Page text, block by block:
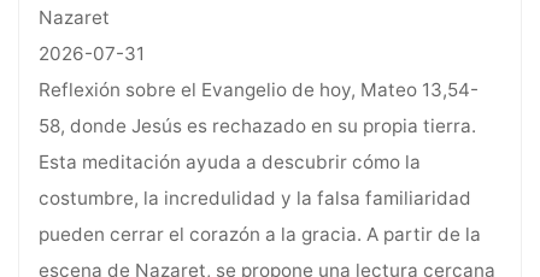
Nazaret
2026-07-31
Reflexión sobre el Evangelio de hoy, Mateo 13,54-
58, donde Jesús es rechazado en su propia tierra.
Esta meditación ayuda a descubrir cómo la
costumbre, la incredulidad y la falsa familiaridad
pueden cerrar el corazón a la gracia. A partir de la
escena de Nazaret, se propone una lectura cercana